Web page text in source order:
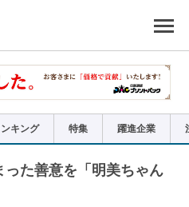
キング 特集 躍進企業
た善意を「明美ちゃん